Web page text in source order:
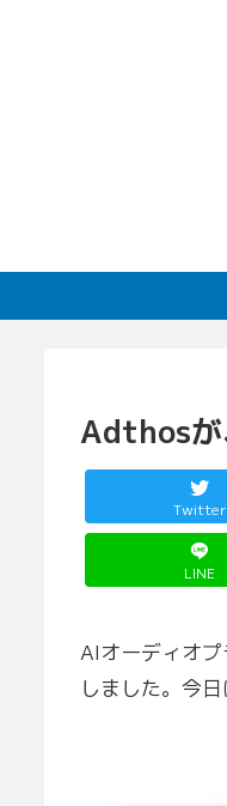
Adthosが
Twitter
LINE
AIオーディオ
しました。今